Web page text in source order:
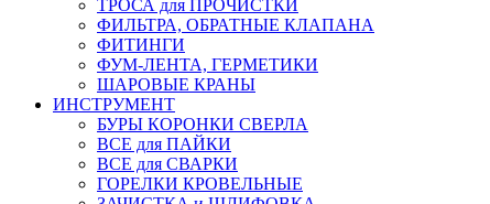
ТРОСА для ПРОЧИСТКИ
ФИЛЬТРА, ОБРАТНЫЕ КЛАПАНА
ФИТИНГИ
ФУМ-ЛЕНТА, ГЕРМЕТИКИ
ШАРОВЫЕ КРАНЫ
ИНСТРУМЕНТ
БУРЫ КОРОНКИ СВЕРЛА
ВСЕ для ПАЙКИ
ВСЕ для СВАРКИ
ГОРЕЛКИ КРОВЕЛЬНЫЕ